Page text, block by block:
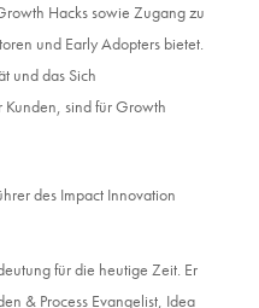
Hacks sowie Zugang zu
und Early Adopters bietet.
und das Sich
Kunden, sind für Growth
des Impact Innovation
für die heutige Zeit. Er
& Process Evangelist, Idea